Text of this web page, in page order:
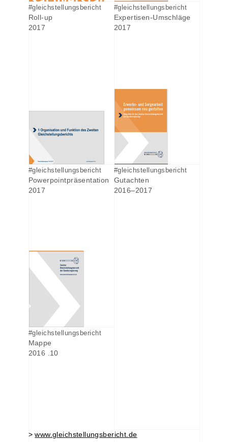
#gleichstellungsbericht
Roll-up
2017
#gleichstellungsbericht
Expertisen-Umschläge
2017
#gleichstellungsbericht
Powerpointpräsentation
2017
#gleichstellungsbericht
Gutachten
2016–2017
#gleichstellungsbericht
Mappe
2016 .10
>www.gleichstellungsbericht.de